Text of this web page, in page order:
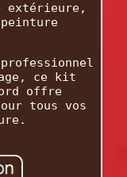
extérieure,
ce kit
offre
tous vos